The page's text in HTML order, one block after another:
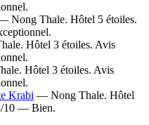
Nong Thale. Hôtel 5 étoiles.
Hôtel 3 étoiles. Avis
Hôtel 3 étoiles. Avis
Krabi — Nong Thale. Hôtel
10 — Bien.